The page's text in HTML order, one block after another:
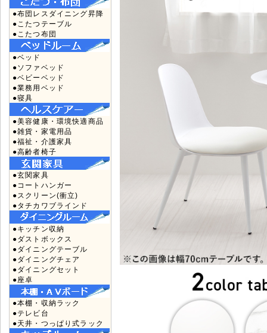
●布団レスダイニング昇降
●こたつテーブル
●こたつ布団
●ベッド
●ソファベッド
●ベビーベッド
●業務用ベッド
●寝具
●美容健康・環境快適商品
●雑貨・家電用品
●福祉・介護家具
●高齢者椅子
●玄関家具
●コートハンガー
●スクリーン(衝立)
●タチカワブラインド
●キッチン収納
●ダストボックス
●ダイニングテーブル
●ダイニングチェア
●ダイニングセット
●座卓
●本棚・収納ラック
●テレビ台
●天井・つっぱり式ラック